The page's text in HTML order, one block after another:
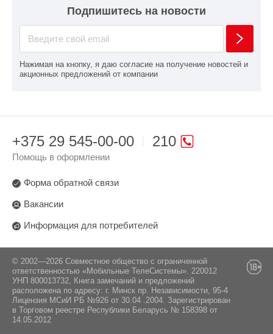
Подпишитесь на новости
Нажимая на кнопку, я даю согласие на получение новостей и
акционных предложений от компании
210
+375 29 545-00-00
Помощь в оформлении
Форма обратной связи
Вакансии
Информация для потребителей
© 2002—2026 Совместное общество с ограниченной
ответственностью «Мобильные ТелеСистемы». 220012
УНП 800013732, Книга замечаний и предложений
расположена по адресу: г. Минск пр. Независимости, 95-4
Лицензия МСиИ РБ №926 от 30.04 .2004. Зарегистрирован
в Торговом реестре Республики Беларусь № 158398 от
14.05.2012